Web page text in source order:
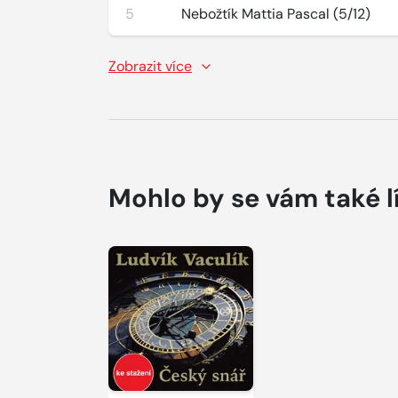
5 Nebožtík Mattia Pascal (5/12)
Zobrazit více
Mohlo by se vám také